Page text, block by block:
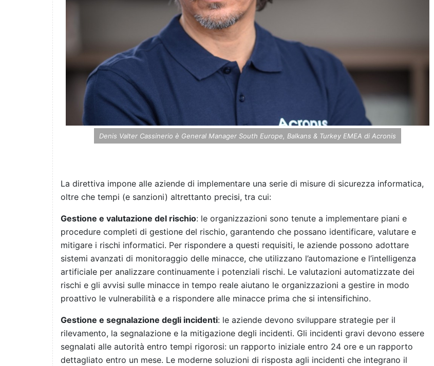
Denis Valter Cassinerio è General Manager South Europe, Balkans & Turkey EMEA di Acronis
La direttiva impone alle aziende di implementare una serie di misure di sicurezza informatica,
oltre che tempi (e sanzioni) altrettanto precisi, tra cui:
Gestione e valutazione del rischio: le organizzazioni sono tenute a implementare piani e
procedure completi di gestione del rischio, garantendo che possano identificare, valutare e
mitigare i rischi informatici. Per rispondere a questi requisiti, le aziende possono adottare
sistemi avanzati di monitoraggio delle minacce, che utilizzano l’automazione e l’intelligenza
artificiale per analizzare continuamente i potenziali rischi. Le valutazioni automatizzate dei
rischi e gli avvisi sulle minacce in tempo reale aiutano le organizzazioni a gestire in modo
proattivo le vulnerabilità e a rispondere alle minacce prima che si intensifichino.
Gestione e segnalazione degli incidenti: le aziende devono sviluppare strategie per il
rilevamento, la segnalazione e la mitigazione degli incidenti. Gli incidenti gravi devono essere
segnalati alle autorità entro tempi rigorosi: un rapporto iniziale entro 24 ore e un rapporto
dettagliato entro un mese. Le moderne soluzioni di risposta agli incidenti che integrano il